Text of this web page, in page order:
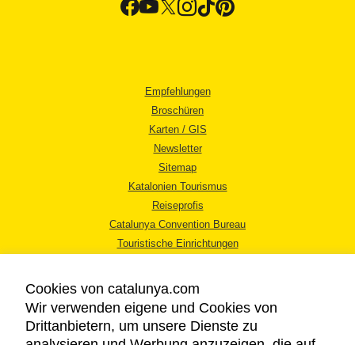
Empfehlungen
Broschüren
Karten / GIS
Newsletter
Sitemap
Katalonien Tourismus
Reiseprofis
Catalunya Convention Bureau
Touristische Einrichtungen
Cookies von catalunya.com
Wir verwenden eigene und Cookies von
Drittanbietern, um unsere Dienste zu